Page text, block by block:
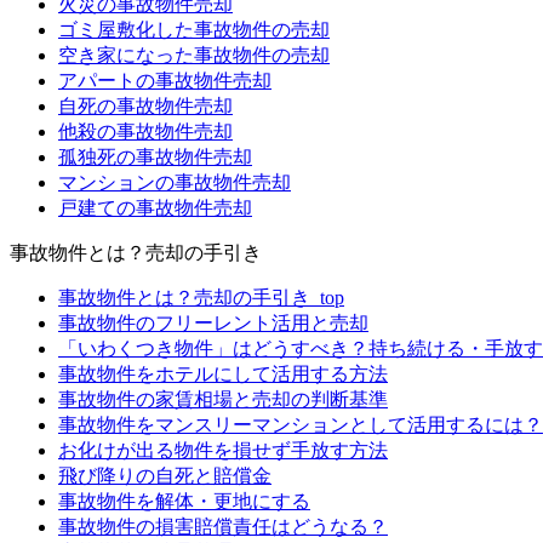
火災の事故物件売却
ゴミ屋敷化した事故物件の売却
空き家になった事故物件の売却
アパートの事故物件売却
自死の事故物件売却
他殺の事故物件売却
孤独死の事故物件売却
マンションの事故物件売却
戸建ての事故物件売却
事故物件とは？売却の手引き
事故物件とは？売却の手引き_top
事故物件のフリーレント活用と売却
「いわくつき物件」はどうすべき？持ち続ける・手放
事故物件をホテルにして活用する方法
事故物件の家賃相場と売却の判断基準
事故物件をマンスリーマンションとして活用するには？
お化けが出る物件を損せず手放す方法
飛び降りの自死と賠償金
事故物件を解体・更地にする
事故物件の損害賠償責任はどうなる？